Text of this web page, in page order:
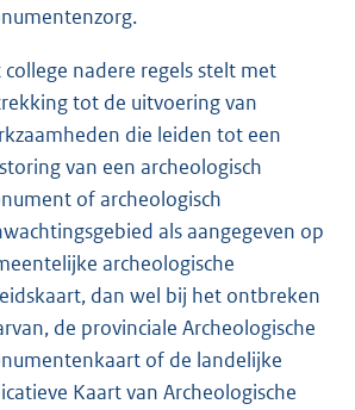
college nadere regels stelt met
tot de uitvoering van
die leiden tot een
van een archeologisch
of archeologisch
als aangegeven op
archeologische
dan wel bij het ontbreken
de provinciale Archeologische
of de landelijke
Kaart van Archeologische